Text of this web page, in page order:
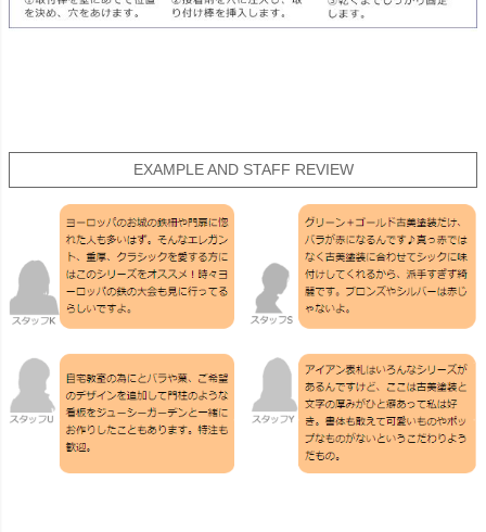
EXAMPLE AND STAFF REVIEW